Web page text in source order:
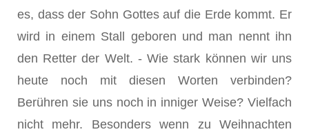
es, dass der Sohn Gottes auf die Erde kommt. Er
wird in einem Stall geboren und man nennt ihn
den Retter der Welt. - Wie stark können wir uns
heute noch mit diesen Worten verbinden?
Berühren sie uns noch in inniger Weise? Vielfach
nicht mehr. Besonders wenn zu Weihnachten